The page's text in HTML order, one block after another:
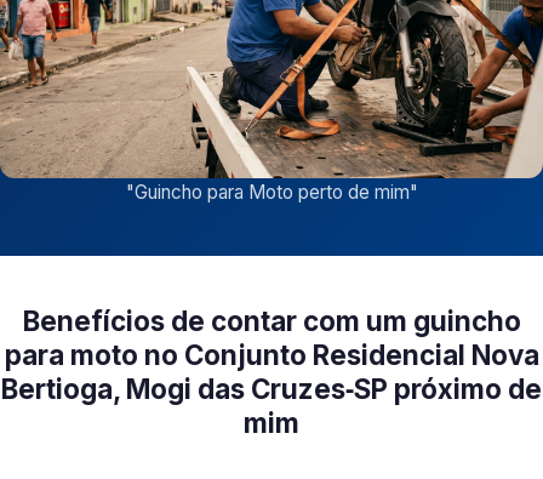
"Guincho para Moto perto de mim"
Benefícios de contar com um guincho
para moto no Conjunto Residencial Nova
Bertioga, Mogi das Cruzes‑SP próximo de
mim